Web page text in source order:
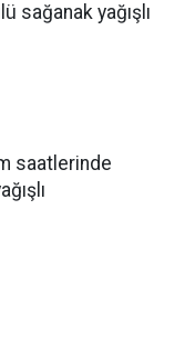
sağanak yağışlı
saatlerinde